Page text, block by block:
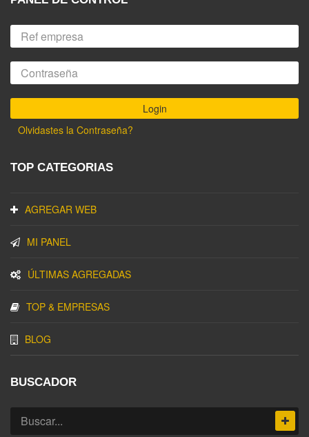
Olvidastes la Contraseña?
TOP CATEGORIAS
AGREGAR WEB
MI PANEL
ÚLTIMAS AGREGADAS
TOP & EMPRESAS
BLOG
BUSCADOR